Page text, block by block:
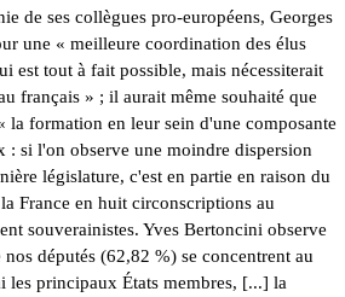
de ses collègues pro-européens, Georges
une « meilleure coordination des élus
est tout à fait possible, mais nécessiterait
français » ; il aurait même souhaité que
la formation en leur sein d'une composante
si l'on observe une moindre dispersion
législature, c'est en partie en raison du
France en huit circonscriptions au
souverainistes. Yves Bertoncini observe
députés (62,82 %) se concentrent au
les principaux États membres, [...] la